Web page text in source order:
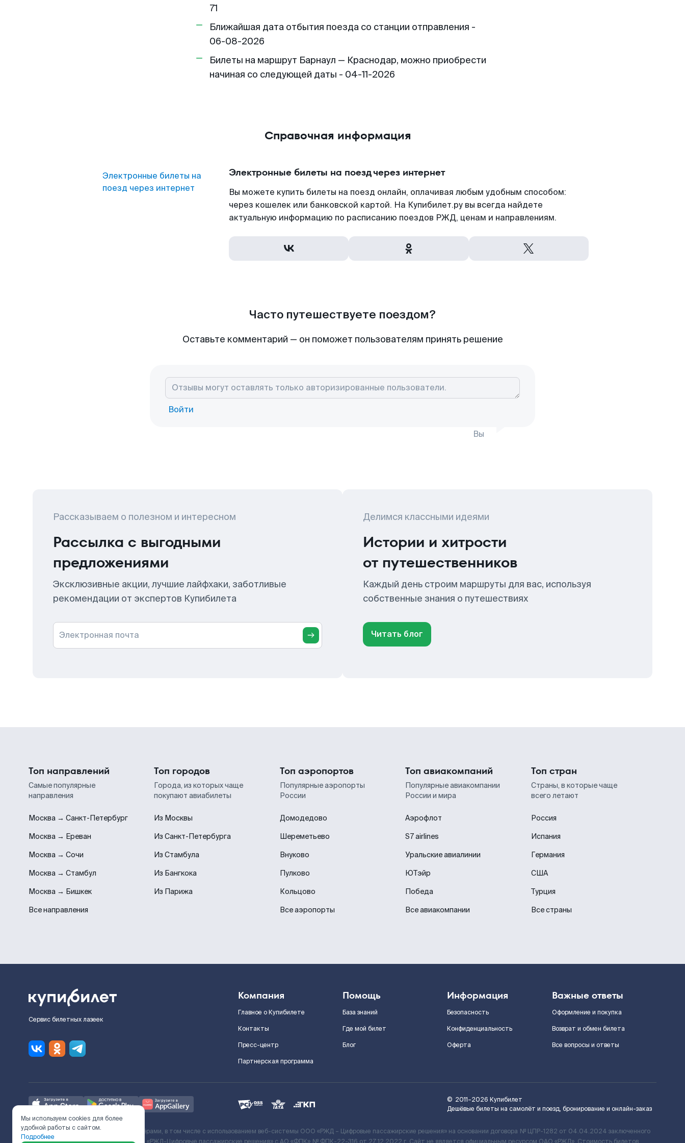
71
Ближайшая дата отбытия поезда со станции отправления -
06-08-2026
Билеты на маршрут Барнаул — Краснодар, можно приобрести
начиная со следующей даты - 04-11-2026
Справочная информация
Электронные билеты на
поезд через интернет
Электронные билеты на поезд через интернет
Вы можете купить билеты на поезд онлайн, оплачивая любым удобным способом:
через кошелек или банковской картой. На Купибилет.ру вы всегда найдете
актуальную информацию по расписанию поездов РЖД, ценам и направлениям.
Часто путешествуете поездом?
Оставьте комментарий — он поможет пользователям принять решение
Войти
Вы
Рассказываем о полезном и интересном
Рассылка с выгодными
предложениями
Эксклюзивные акции, лучшие лайфхаки, заботливые
рекомендации от экспертов Купибилета
Электронная почта
Делимся классными идеями
Истории и хитрости
от путешественников
Каждый день строим маршруты для вас, используя
собственные знания о путешествиях
Читать блог
Топ направлений
Самые популярные
направления
Москва → Санкт-Петербург
Москва → Ереван
Москва → Сочи
Москва → Стамбул
Москва → Бишкек
Все направления
Топ городов
Города, из которых чаще
покупают авиабилеты
Из Москвы
Из Санкт-Петербурга
Из Стамбула
Из Бангкока
Из Парижа
Топ аэропортов
Популярные аэропорты
России
Домодедово
Шереметьево
Внуково
Пулково
Кольцово
Все аэропорты
Топ авиакомпаний
Популярные авиакомпании
России и мира
Аэрофлот
S7 airlines
Уральские авиалинии
ЮТэйр
Победа
Все авиакомпании
Топ стран
Страны, в которые чаще
всего летают
Россия
Испания
Германия
США
Турция
Все страны
Сервис билетных лазеек
Компания
Главное о Купибилете
Контакты
Пресс-центр
Партнерская программа
Помощь
База знаний
Где мой билет
Блог
Информация
Безопасность
Конфиденциальность
Оферта
Важные ответы
Оформление и покупка
Возврат и обмен билета
Все вопросы и ответы
© 2011–2026 Купибилет
Дешёвые билеты на самолёт и поезд, бронирование и онлайн-заказ
Ж/Д билеты предоставляются партнёрами, в том числе с использованием веб-системы ООО «РЖД – Цифровые пассажирские решения» на основании договора № ЦПР-1282 от 04.04.2024 заключенного
Мы используем cookies для более
удобной работы с сайтом.
Подробнее